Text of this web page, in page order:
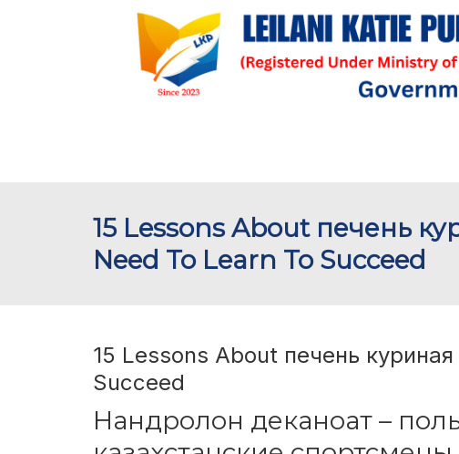
15 Lessons About печень
Need To Learn To Succeed
15 Lessons About печень
Succeed
Нандролон деканоат –